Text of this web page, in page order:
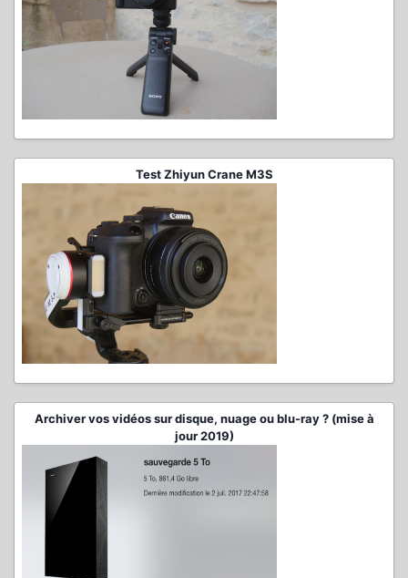
Test Zhiyun Crane M3S
Archiver vos vidéos sur disque, nuage ou blu-ray ? (mise à
jour 2019)